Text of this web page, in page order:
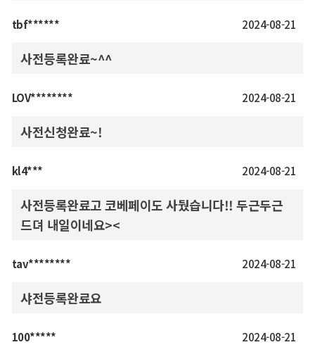
tbf****** 2024-08-21
사전등록완료~^^
LOV******** 2024-08-21
사전신청완료~!
kl4*** 2024-08-21
사전등록완료고 코베페이도 사뒀습니다!! 두근두근
드뎌 내일이네요><
tav******** 2024-08-21
샤전등록완료요
100***** 2024-08-21